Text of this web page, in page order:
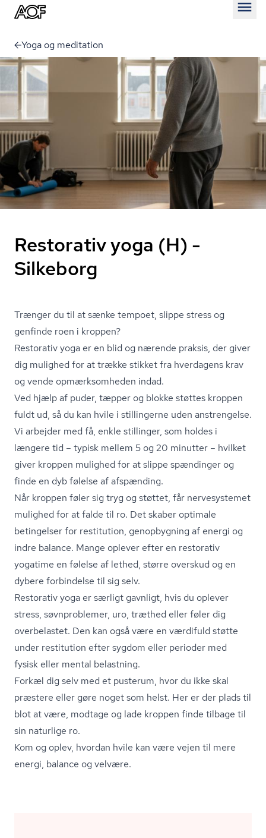
Yoga og meditation
Restorativ yoga (H) -
Silkeborg
Trænger du til at sænke tempoet, slippe stress og
genfinde roen i kroppen?
Restorativ yoga er en blid og nærende praksis, der giver
dig mulighed for at trække stikket fra hverdagens krav
og vende opmærksomheden indad.
Ved hjælp af puder, tæpper og blokke støttes kroppen
fuldt ud, så du kan hvile i stillingerne uden anstrengelse.
Vi arbejder med få, enkle stillinger, som holdes i
længere tid – typisk mellem 5 og 20 minutter – hvilket
giver kroppen mulighed for at slippe spændinger og
finde en dyb følelse af afspænding.
Når kroppen føler sig tryg og støttet, får nervesystemet
mulighed for at falde til ro. Det skaber optimale
betingelser for restitution, genopbygning af energi og
indre balance. Mange oplever efter en restorativ
yogatime en følelse af lethed, større overskud og en
dybere forbindelse til sig selv.
Restorativ yoga er særligt gavnligt, hvis du oplever
stress, søvnproblemer, uro, træthed eller føler dig
overbelastet. Den kan også være en værdifuld støtte
under restitution efter sygdom eller perioder med
fysisk eller mental belastning.
Forkæl dig selv med et pusterum, hvor du ikke skal
præstere eller gøre noget som helst. Her er der plads til
blot at være, modtage og lade kroppen finde tilbage til
sin naturlige ro.
Kom og oplev, hvordan hvile kan være vejen til mere
energi, balance og velvære.